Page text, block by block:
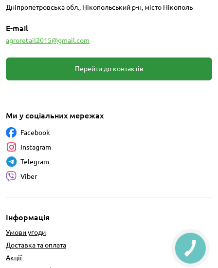
Дніпропетровська обл., Нікопольський р-н, місто Нікополь
E-mail
agroretail2015@gmail.com
Перейти до контактів
Інформація
Умови угоди
Доставка та оплата
Акції
Ми у соціальних мережах
Facebook
Instagram
Telegram
Viber